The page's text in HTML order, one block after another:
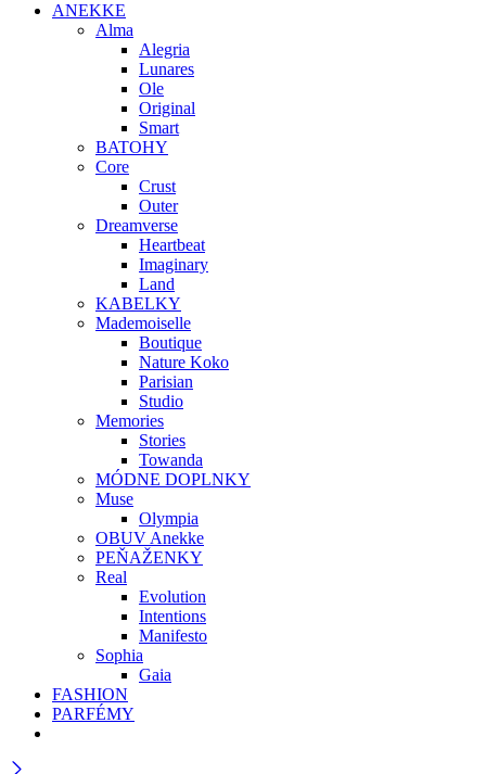
ANEKKE
Alma
Alegria
Lunares
Ole
Original
Smart
BATOHY
Core
Crust
Outer
Dreamverse
Heartbeat
Imaginary
Land
KABELKY
Mademoiselle
Boutique
Nature Koko
Parisian
Studio
Memories
Stories
Towanda
MÓDNE DOPLNKY
Muse
Olympia
OBUV Anekke
PEŇAŽENKY
Real
Evolution
Intentions
Manifesto
Sophia
Gaia
FASHION
PARFÉMY